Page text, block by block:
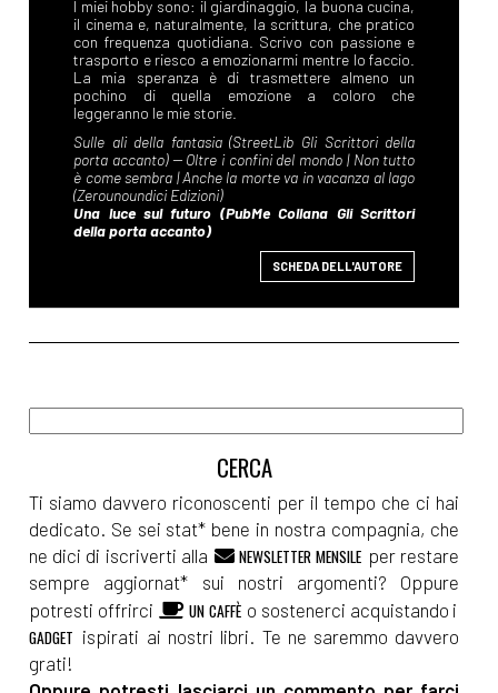
SCHEDA DELL'AUTORE
Ti siamo davvero riconoscenti per il tempo che ci hai
dedicato. Se sei stat* bene in nostra compagnia, che
ne dici di iscriverti alla
NEWSLETTER MENSILE per restare
sempre aggiornat* sui nostri argomenti? Oppure
potresti offrirci
UN CAFFÈ o sostenerci acquistando i
GADGET ispirati ai nostri libri. Te ne saremmo davvero
grati!